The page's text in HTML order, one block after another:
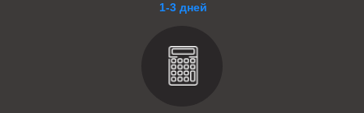
1-3 дней